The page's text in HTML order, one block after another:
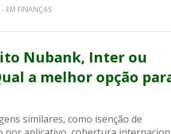
EM FINANÇAS
Nubank, Inter ou
a melhor opção
similares, como isenção de